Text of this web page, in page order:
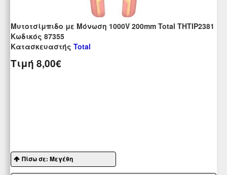
Μυτοτσίμπιδο με Μόνωση 1000V 200mm Total THTIP2381
Kωδικός 87355
Κατασκευαστής Total
Τιμή 8,00€
Πίσω σε: Μεγέθη